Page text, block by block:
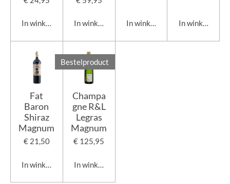
In winkelwagen In winkelwagen In winkelwagen In
Fat
Baron
Shiraz
Magnum
€ 21,50
In winkelwagen
Bestelproduct
Champa
gne R&L
Legras
Magnum
€ 125,95
In winkelwagen